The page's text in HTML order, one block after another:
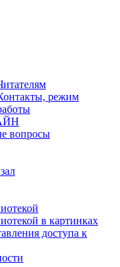
режим
вопросы
в картинках
доступа к